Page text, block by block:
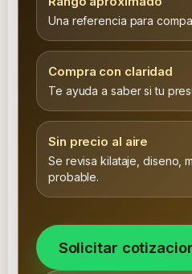
Una referencia para
Compra con claridad
Te ayuda a saber si tu
Sin precio al aire
Se revisa kilataje, diseno,
probable.
Solicitar